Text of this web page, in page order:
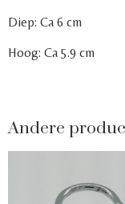
Diep: Ca 6 cm
Hoog: Ca 5.9 cm
Andere